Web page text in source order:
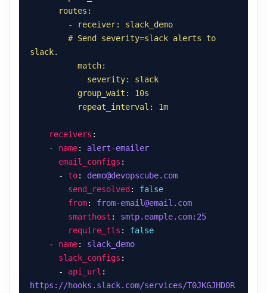
          repeat_interval: 1m
receivers
    -
name: alert-emailer
email_configs
      -
to: demo@devopscube.com
send_resolved : false
from: from-email@email.com
smarthost : smtp.eample.com:25
require_tls : false
    -
name: slack_demo
slack_configs
      -
api_url
https://hooks.slack.com/services/T0JKGJHD0R